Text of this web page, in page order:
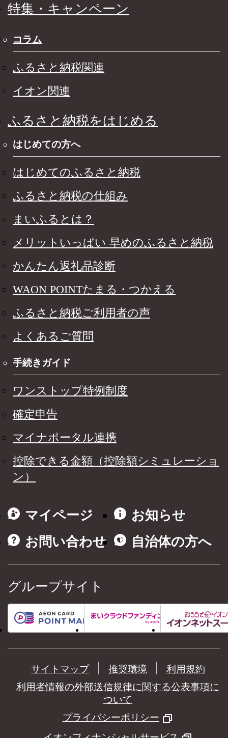
特集・キャンペーン
コラム
ふるさと納税関連
イオン関連
ふるさと納税をはじめる
はじめての方へ
はじめてのふるさと納税
ふるさと納税の仕組み
まいふるとは？
メリットいっぱい 早めのふるさと納税
かんたん返礼品診断
WAON POINTたまる・つかえる
ふるさと納税ご利用者の声
よくあるご質問
手続きガイド
ワンストップ特例制度
確定申告
マイナポータル連携
控除できる金額（控除額シミュレーショ
ン）
マイページ
お知らせ
お問い合わせ
自治体の方へ
グループサイト
サイトマップ 推奨環境
利用規約
利用者情報の外部送信規律に関する公表事項に
ついて
プライバシーポリシー